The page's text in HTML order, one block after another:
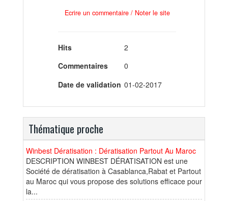
Ecrire un commentaire / Noter le site
Hits
2
Commentaires
0
Date de validation 01-02-2017
Thématique proche
Winbest Dératisation : Dératisation Partout Au Maroc
DESCRIPTION WINBEST DÉRATISATION est une
Société de dératisation à Casablanca,Rabat et Partout
au Maroc qui vous propose des solutions efficace pour
la...